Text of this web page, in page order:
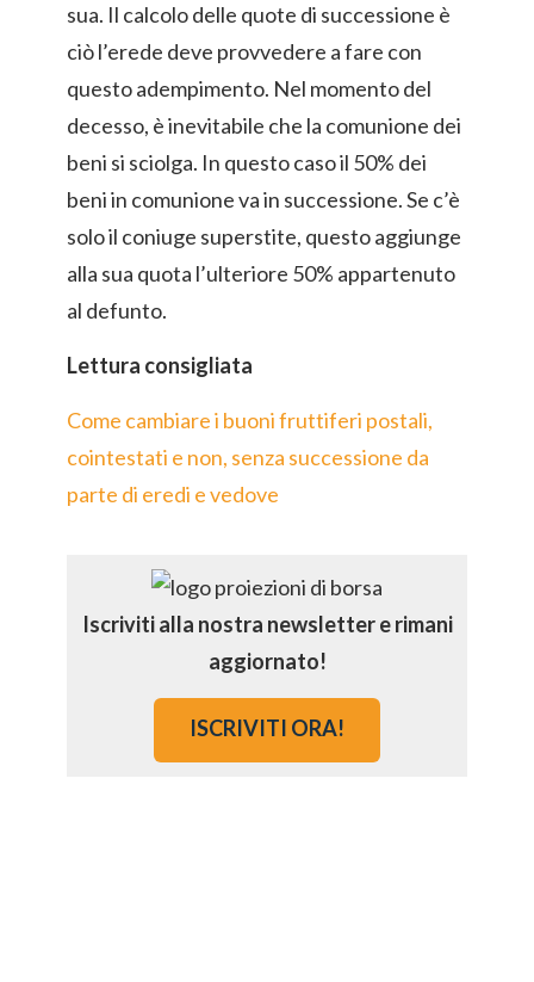
sua. Il calcolo delle quote di successione è
ciò l’erede deve provvedere a fare con
questo adempimento. Nel momento del
decesso, è inevitabile che la comunione dei
beni si sciolga. In questo caso il 50% dei
beni in comunione va in successione. Se c’è
solo il coniuge superstite, questo aggiunge
alla sua quota l’ulteriore 50% appartenuto
al defunto.
Lettura consigliata
Come cambiare i buoni fruttiferi postali,
cointestati e non, senza successione da
parte di eredi e vedove
Iscriviti alla nostra newsletter e rimani
aggiornato!
ISCRIVITI ORA!